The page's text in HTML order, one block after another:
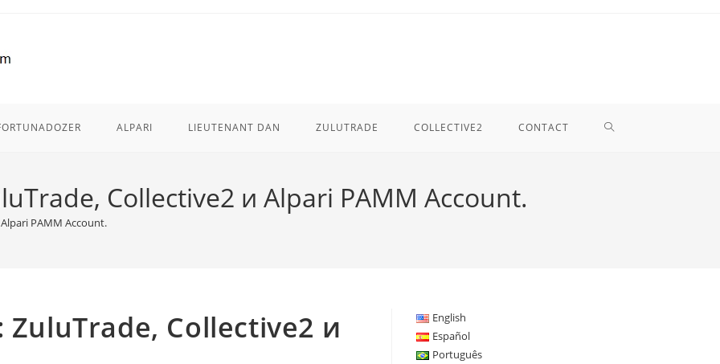
ALPARI LIEUTENANT DAN ZULUTRADE COLLECTIVE2 CONTACT TOGGLE
Collective2 и Alpari PAMM Account.
PAMM Account.
Collective2 и
English
Español
Português